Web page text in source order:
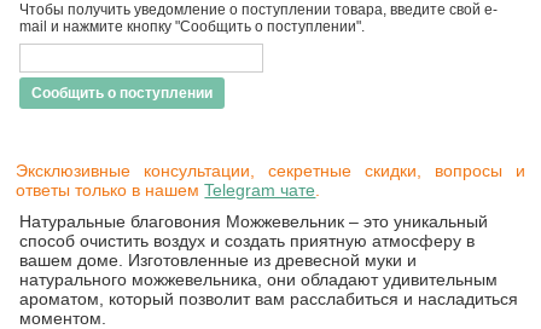
Чтобы получить уведомление о поступлении товара, введите свой e-
mail и нажмите кнопку "Сообщить о поступлении".
Сообщить о поступлении
Эксклюзивные консультации, секретные скидки, вопросы и
ответы только в нашемTelegram чате
Натуральные благовония Можжевельник – это уникальный
способ очистить воздух и создать приятную атмосферу в
вашем доме. Изготовленные из древесной муки и
натурального можжевельника, они обладают удивительным
ароматом, который позволит вам расслабиться и насладиться
моментом.